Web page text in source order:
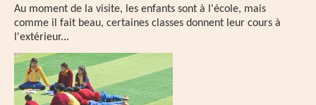
Au moment de la visite, les enfants sont à l'école, mais
comme il fait beau, certaines classes donnent leur cours à
l'extérieur...